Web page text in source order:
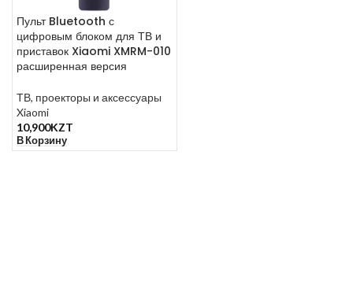
Пульт Bluetooth с
цифровым блоком для ТВ и
приставок Xiaomi XMRM-010
расширенная версия
ТВ, проекторы и аксессуары
Xiaomi
10,900KZT
В Корзину